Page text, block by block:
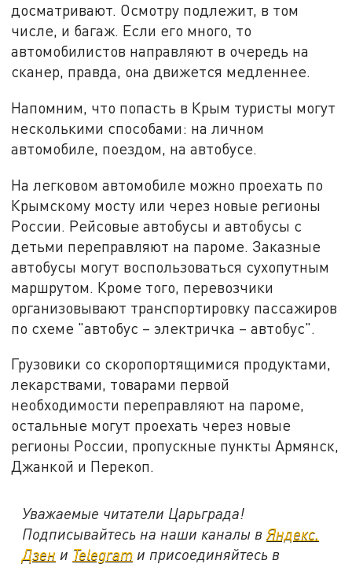
досматривают. Осмотру подлежит, в том
числе, и багаж. Если его много, то
автомобилистов направляют в очередь на
сканер, правда, она движется медленнее.
Напомним, что попасть в Крым туристы могут
несколькими способами: на личном
автомобиле, поездом, на автобусе.
На легковом автомобиле можно проехать по
Крымскому мосту или через новые регионы
России. Рейсовые автобусы и автобусы с
детьми переправляют на пароме. Заказные
автобусы могут воспользоваться сухопутным
маршрутом. Кроме того, перевозчики
организовывают транспортировку пассажиров
по схеме "автобус – электричка – автобус".
Грузовики со скоропортящимися продуктами,
лекарствами, товарами первой
необходимости переправляют на пароме,
остальные могут проехать через новые
регионы России, пропускные пункты Армянск,
Джанкой и Перекоп.
Уважаемые читатели Царьграда!
Подписывайтесь на наши каналы вЯндекс.
Дзен и Telegram и присоединяйтесь в